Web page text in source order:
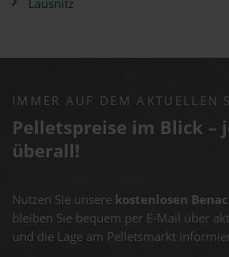
Lausnitz
IMMER AUF DEM AKTUELLEN
Pelletspreise im Blick –
überall!
Nutzen Sie unsere kostenlosen
bleiben Sie bequem per E-Mail über
und die Lage am Pelletsmarkt